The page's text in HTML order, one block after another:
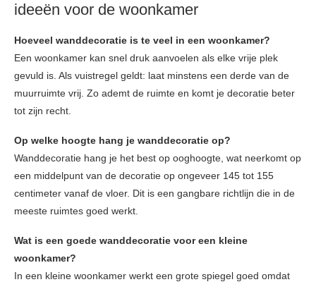
ideeën voor de woonkamer
Hoeveel wanddecoratie is te veel in een woonkamer?
Een woonkamer kan snel druk aanvoelen als elke vrije plek
gevuld is. Als vuistregel geldt: laat minstens een derde van de
muurruimte vrij. Zo ademt de ruimte en komt je decoratie beter
tot zijn recht.
Op welke hoogte hang je wanddecoratie op?
Wanddecoratie hang je het best op ooghoogte, wat neerkomt op
een middelpunt van de decoratie op ongeveer 145 tot 155
centimeter vanaf de vloer. Dit is een gangbare richtlijn die in de
meeste ruimtes goed werkt.
Wat is een goede wanddecoratie voor een kleine
woonkamer?
In een kleine woonkamer werkt een grote spiegel goed omdat